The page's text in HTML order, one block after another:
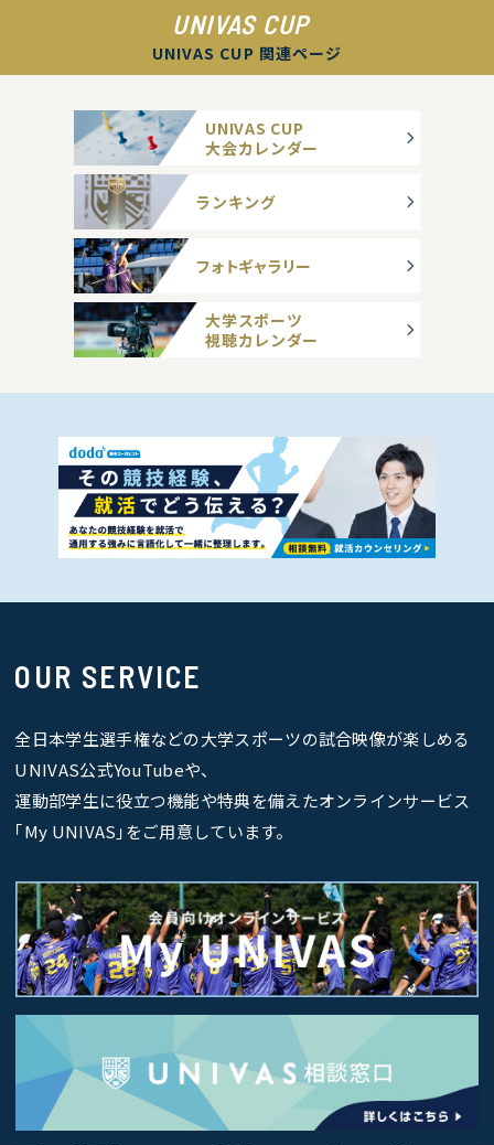
UNIVAS CUP
UNIVAS CUP 関連ページ
UNIVAS CUP
大会カレンダー
ランキング
フォトギャラリー
大学スポーツ
視聴カレンダー
OUR SERVICE
全日本学生選手権などの大学スポーツの試合映像が楽しめる
UNIVAS公式YouTubeや、
運動部学生に役立つ機能や特典を備えたオンラインサービス
｢My UNIVAS｣をご用意しています。